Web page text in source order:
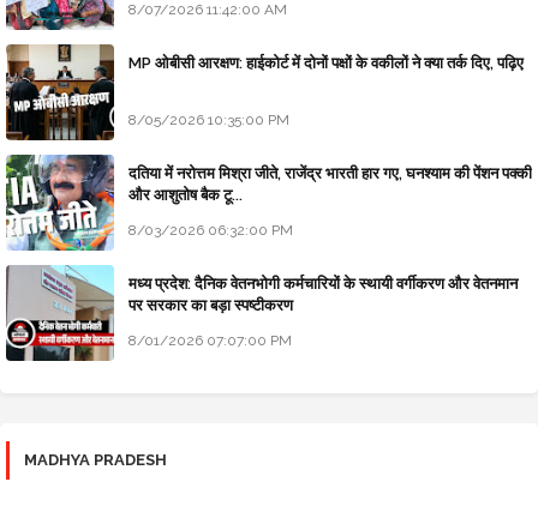
8/07/2026 11:42:00 AM
MP ओबीसी आरक्षण: हाईकोर्ट में दोनों पक्षों के वकीलों ने क्या तर्क दिए, पढ़िए
8/05/2026 10:35:00 PM
दतिया में नरोत्तम मिश्रा जीते, राजेंद्र भारती हार गए, घनश्याम की पेंशन पक्की
और आशुतोष बैक टू...
8/03/2026 06:32:00 PM
मध्य प्रदेश: दैनिक वेतनभोगी कर्मचारियों के स्थायी वर्गीकरण और वेतनमान
पर सरकार का बड़ा स्पष्टीकरण
8/01/2026 07:07:00 PM
MADHYA PRADESH